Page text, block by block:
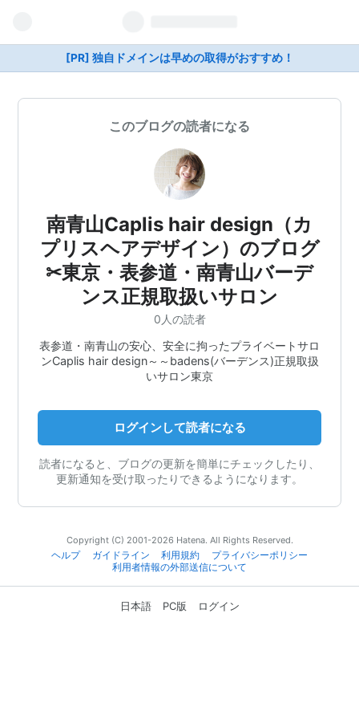
[PR] 独自ドメインは早めの取得がおすすめ！
このブログの読者になる
南青山Caplis hair design（カ
プリスヘアデザイン）のブログ
✂東京・表参道・南青山バーデ
ンス正規取扱いサロン
0人の読者
表参道・南青山の安心、安全に拘ったプライベートサロ
ンCaplis hair design～～badens(バーデンス)正規取扱
いサロン東京
ログインして読者になる
読者になると、ブログの更新を簡単にチェックしたり、
更新通知を受け取ったりできるようになります。
Copyright (C) 2001-2026 Hatena. All Rights Reserved.
ヘルプ
ガイドライン 利用規約
プライバシーポリシー
利用者情報の外部送信について
日本語 PC版 ログイン